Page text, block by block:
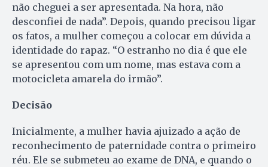
não cheguei a ser apresentada. Na hora, não
desconfiei de nada”. Depois, quando precisou ligar
os fatos, a mulher começou a colocar em dúvida a
identidade do rapaz. “O estranho no dia é que ele
se apresentou com um nome, mas estava com a
motocicleta amarela do irmão”.
Decisão
Inicialmente, a mulher havia ajuizado a ação de
reconhecimento de paternidade contra o primeiro
réu. Ele se submeteu ao exame de DNA, e quando o